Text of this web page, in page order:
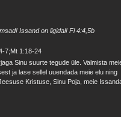
Issand on ligidal! Fl 4:4,5b
7;Mt 1:18-24
Sinu suurte tegude üle. Valmista
ja lase sellel uuendada meie elu ning
Kristuse, Sinu Poja, meie